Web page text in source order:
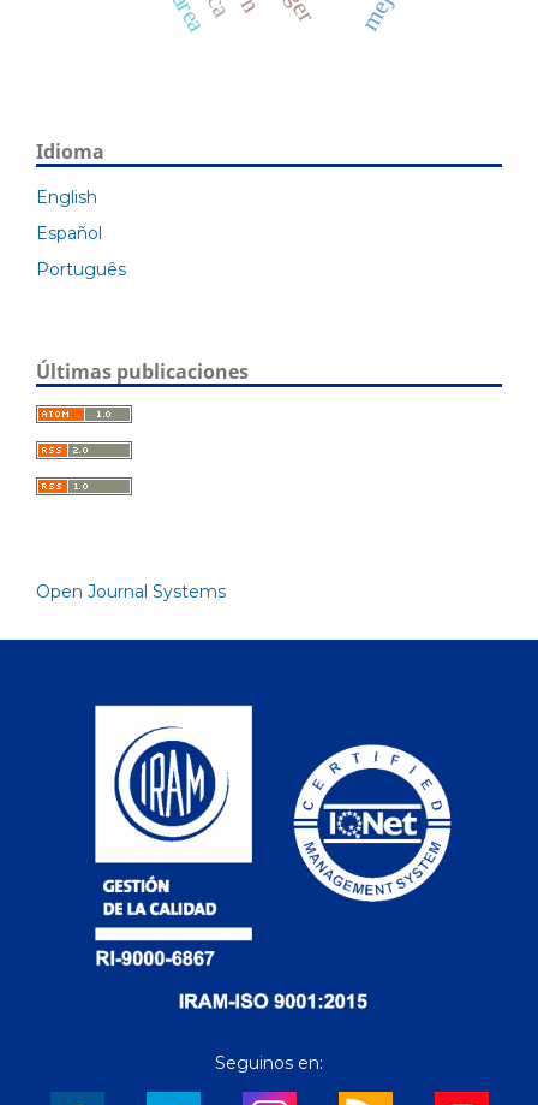
Idioma
English
Español
Português
Últimas publicaciones
Open Journal Systems
Seguinos en: